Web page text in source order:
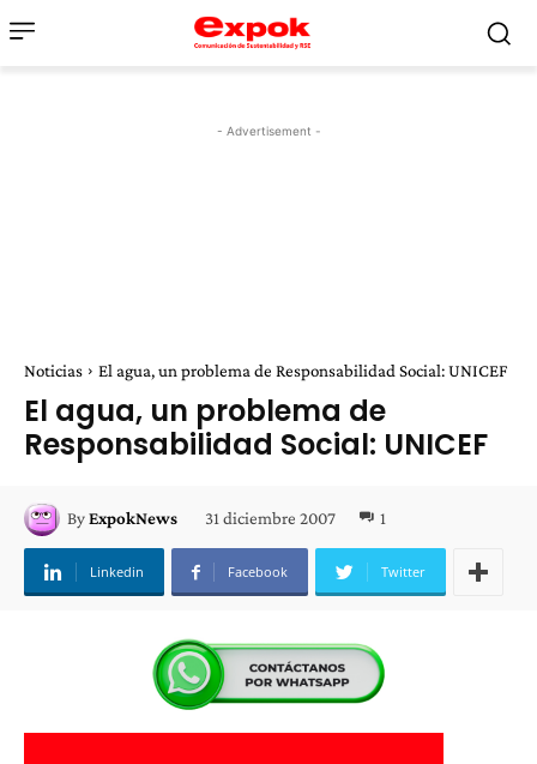
- Advertisement -
Noticias El agua, un problema de Responsabilidad Social: UNICEF
El agua, un problema de
Responsabilidad Social: UNICEF
ByExpokNews 31 diciembre 2007 1
Linkedin Facebook Twitter